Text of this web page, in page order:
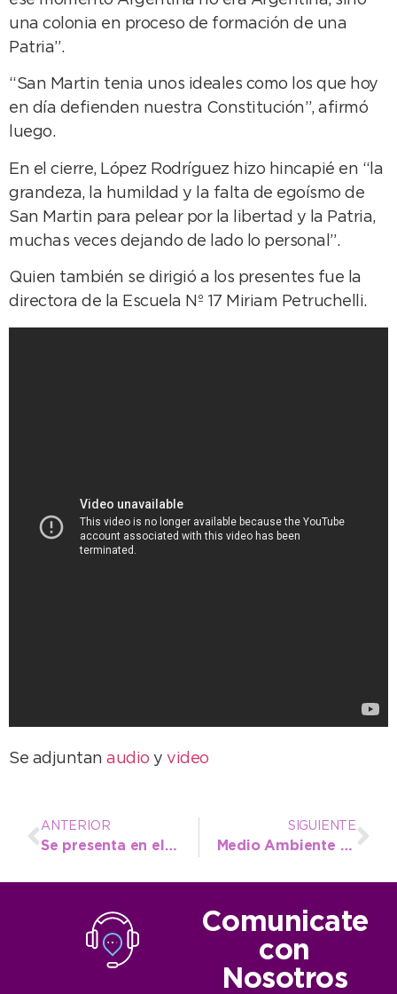
una colonia en proceso de formación de una
Patria”.
“San Martin tenia unos ideales como los que hoy
en día defienden nuestra Constitución”, afirmó
luego.
En el cierre, López Rodríguez hizo hincapié en “la
grandeza, la humildad y la falta de egoísmo de
San Martin para pelear por la libertad y la Patria,
muchas veces dejando de lado lo personal”.
Quien también se dirigió a los presentes fue la
directora de la Escuela Nº 17 Miriam Petruchelli.
Se adjuntan audio y video
ANTERIOR
Se presenta en el municipio exposición fotográfica de José Luis Cabezas
SIGUIENTE
Medio Ambiente brindó una capacitación para evitar incendios en acopios
Comunicate
con
Nosotros